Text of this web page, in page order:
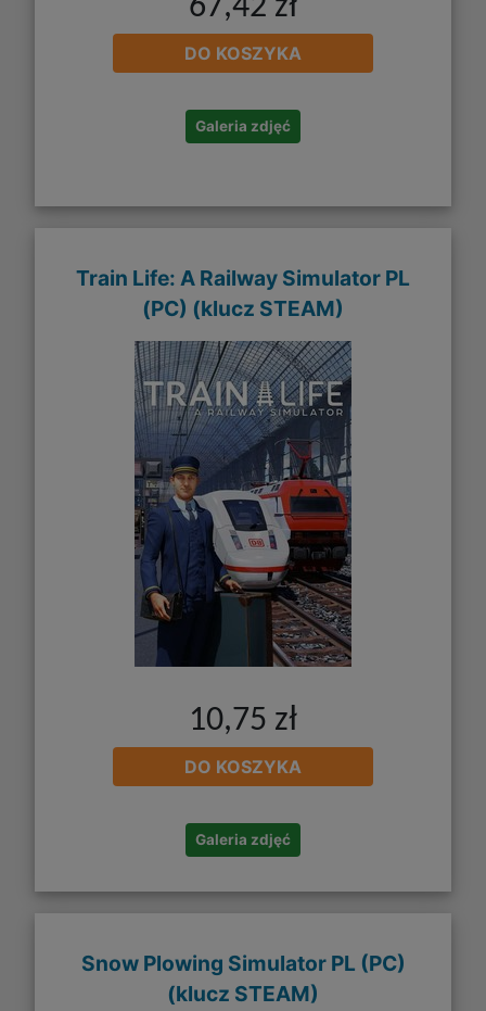
67,42 zł
DO KOSZYKA
Galeria zdjęć
Train Life: A Railway Simulator PL
(PC) (klucz STEAM)
10,75 zł
DO KOSZYKA
Galeria zdjęć
Snow Plowing Simulator PL (PC)
(klucz STEAM)